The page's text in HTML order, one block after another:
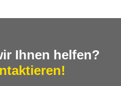
Ihnen helfen?